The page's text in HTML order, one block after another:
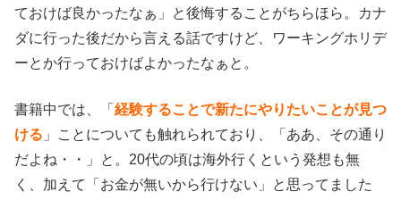
ておけば良かったなぁ」と後悔することがちらほら。カナ
ダに行った後だから言える話ですけど、ワーキングホリデ
ーとか行っておけばよかったなぁと。
書籍中では、「 経験することで新たにやりたいことが見つ
ける 」ことについても触れられており、「ああ、その通り
だよね・・」と。20代の頃は海外行くという発想も無
く、加えて「お金が無いから行けない」と思ってました